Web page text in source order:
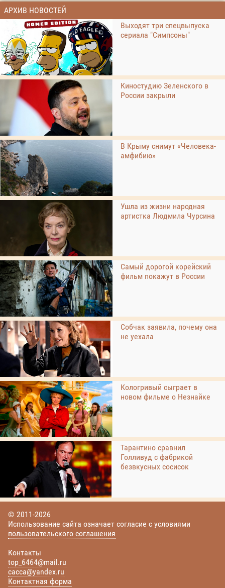
АРХИВ НОВОСТЕЙ
Выходят три спецвыпуска
сериала "Симпсоны"
Киностудию Зеленского в
России закрыли
В Крыму снимут «Человека-
амфибию»
Ушла из жизни народная
артистка Людмила Чурсина
Самый дорогой корейский
фильм покажут в России
Собчак заявила, почему она
не уехала
Кологривый сыграет в
новом фильме о Незнайке
Тарантино сравнил
Голливуд с фабрикой
безвкусных сосисок
© 2011-2026
Использование сайта означает согласие с условиями
пользовательского соглашения
Контакты
top_6464@mail.ru
cacca@yandex.ru
Контактная форма